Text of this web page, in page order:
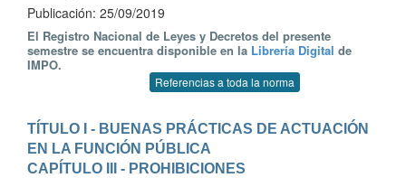
Publicación: 25/09/2019
El Registro Nacional de Leyes y Decretos del presente
semestre se encuentra disponible en la Librería Digital de
IMPO.
Referencias a toda la norma
TÍTULO I - BUENAS PRÁCTICAS DE ACTUACIÓN
EN LA FUNCIÓN PÚBLICA
CAPÍTULO III - PROHIBICIONES